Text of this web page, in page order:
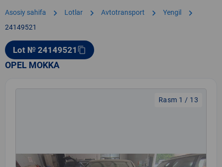
Asosiy sahifa chevron_right Lotlar chevron_right Avtotransport chevron_right Yengil chevron_right
24149521
Lot № 24149521 content_copy
OPEL MOKKA
Rasm 1 / 13